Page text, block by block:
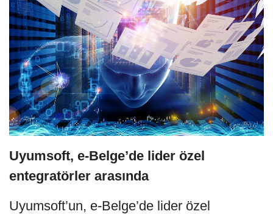
Uyumsoft, e-Belge’de lider özel
entegratörler arasında
Uyumsoft’un, e-Belge’de lider özel